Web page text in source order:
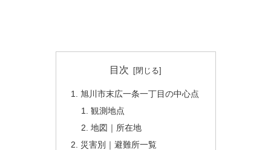
目次
旭川市末広一条一丁目の中心点
観測地点
地図｜所在地
災害別｜避難所一覧